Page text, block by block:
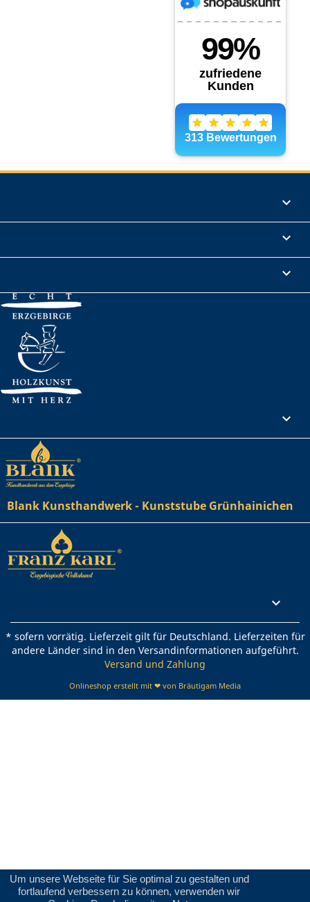
Um unsere Webseite für Sie optimal zu gestalten und
fortlaufend verbessern zu können, verwenden wir




Blank Kunsthandwerk - Kunststube Grünhainichen

* sofern vorrätig. Lieferzeit gilt für Deutschland. Lieferzeiten für
andere Länder sind in den Versandinformationen aufgeführt.
Versand und Zahlung
Onlineshop erstellt mit ❤ von Bräutigam Media